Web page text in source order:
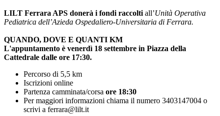
LILT Ferrara APS donerà i fondi raccolti all’Unità Operativa
Pediatrica dell’Azieda Ospedaliero-Universitaria di Ferrara.
QUANDO, DOVE E QUANTI KM
L'appuntamento è venerdì 18 settembre in Piazza della
Cattedrale dalle ore 17:30.
Percorso di 5,5 km
Iscrizioni online
Partenza camminata/corsa ore 18:30
Per maggiori informazioni chiama il numero 3403147004 o
scrivi a ferrara@lilt.it